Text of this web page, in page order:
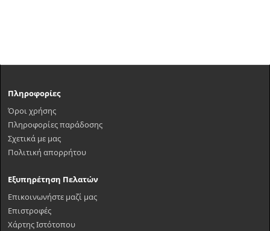
Πληροφορίες
Όροι χρήσης
Πληροφορίες παράδοσης
Σχετικά με μας
Πολιτική απορρήτου
Εξυπηρέτηση Πελατών
Επικοινωνήστε μαζί μας
Επιστροφές
Χάρτης Ιστότοπου